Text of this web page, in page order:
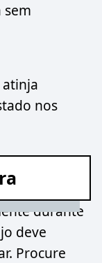
nos
durante
deve
Procure